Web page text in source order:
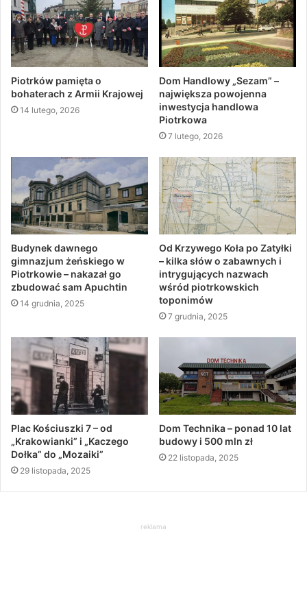
Piotrków pamięta o
bohaterach z Armii Krajowej
14 lutego, 2026
Dom Handlowy „Sezam” –
największa powojenna
inwestycja handlowa
Piotrkowa
7 lutego, 2026
Budynek dawnego
gimnazjum żeńskiego w
Piotrkowie – nakazał go
zbudować sam Apuchtin
14 grudnia, 2025
Od Krzywego Koła po Zatyłki
– kilka słów o zabawnych i
intrygujących nazwach
wśród piotrkowskich
toponimów
7 grudnia, 2025
Plac Kościuszki 7 – od
„Krakowianki” i „Kaczego
Dołka” do „Mozaiki”
29 listopada, 2025
Dom Technika – ponad 10 lat
budowy i 500 mln zł
22 listopada, 2025
reklama